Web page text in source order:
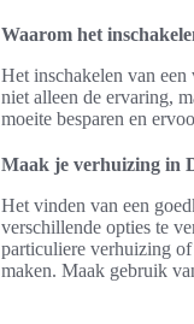
Waarom het
Het inschakelen van
niet alleen de ervaring,
moeite besparen en
Maak je verhuizing in
Het vinden van een
verschillende opties te
particuliere verhuizing
maken. Maak gebruik